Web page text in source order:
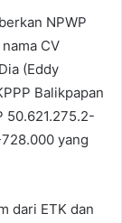
NPWP
CV
(Eddy
Balikpapan
50.621.275.2-
yang
dari ETK dan